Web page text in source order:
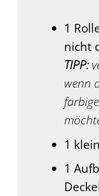
1
nicht
TIPP:
wenn
1
1